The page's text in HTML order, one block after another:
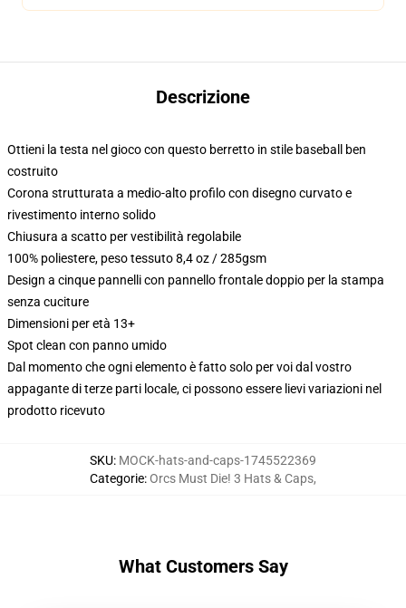
Descrizione
Ottieni la testa nel gioco con questo berretto in stile baseball ben
costruito
Corona strutturata a medio-alto profilo con disegno curvato e
rivestimento interno solido
Chiusura a scatto per vestibilità regolabile
100% poliestere, peso tessuto 8,4 oz / 285gsm
Design a cinque pannelli con pannello frontale doppio per la stampa
senza cuciture
Dimensioni per età 13+
Spot clean con panno umido
Dal momento che ogni elemento è fatto solo per voi dal vostro
appagante di terze parti locale, ci possono essere lievi variazioni nel
prodotto ricevuto
SKU: MOCK-hats-and-caps-1745522369
Categorie:Orcs Must Die! 3 Hats & Caps,
What Customers Say